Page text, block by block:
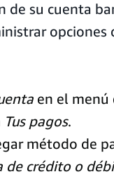
de su cuenta
en el menú
Tus pagos.
método de
de crédito o